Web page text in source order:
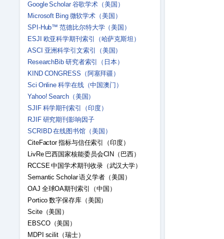
Google Scholar 谷歌学术（美国）
Microsoft Bing 微软学术（美国）
SPI-Hub™ 范德比尔特大学（美国）
ESJI 欧亚科学期刊索引（哈萨克斯坦）
ASCI 亚洲科学引文索引（美国）
ResearchBib 研究者索引（日本）
KIND CONGRESS（阿塞拜疆）
Sci Online 科学在线（中国澳门）
Yahoo! Search（美国）
SJIF 科学期刊索引（印度）
RJIF 研究期刊影响因子
SCRIBD 在线图书馆（美国）
CiteFactor 指标与信任索引（印度）
LivRe 巴西国家核能委员会CIN（巴西）
RCCSE 中国学术期刊收录（武汉大学）
Semantic Scholar 语义学者（美国）
OAJ 全球OA期刊索引（中国）
Portico 数字保存库（美国）
Scite（美国）
EBSCO（美国）
MDPI scilit（瑞士）